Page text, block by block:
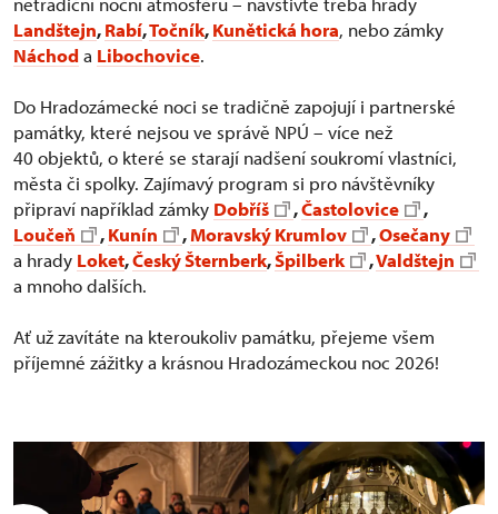
Landštejn,Rabí,Točník,Kunětická hora, nebo zámky
Náchoda Libochovice.
Do Hradozámecké noci se tradičně zapojují i partnerské
památky, které nejsou ve správě NPÚ – více než
40 objektů, o které se starají nadšení soukromí vlastníci,
města či spolky. Zajímavý program si pro návštěvníky
připraví například zámky Dobříš ,Častolovice
,
Loučeň
,Kunín ,Moravský Krumlov ,Osečany
a hrady Loket,Český Šternberk,Špilberk ,Valdštejn
a mnoho dalších.
Ať už zavítáte na kteroukoliv památku, přejeme všem
příjemné zážitky a krásnou Hradozámeckou noc 2026!